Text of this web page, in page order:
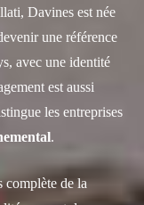
Davines est née
une référence
avec une identité
est aussi
les entreprises
.
complète de la